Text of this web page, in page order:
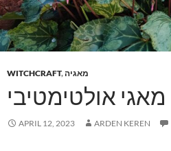
WITCHCRAFT,מאגיה
APRIL 12, 2023 ARDEN KEREN